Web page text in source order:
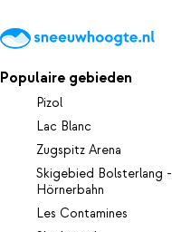
Populaire gebieden
Pizol
Lac Blanc
Zugspitz Arena
Skigebied Bolsterlang -
Hörnerbahn
Les Contamines